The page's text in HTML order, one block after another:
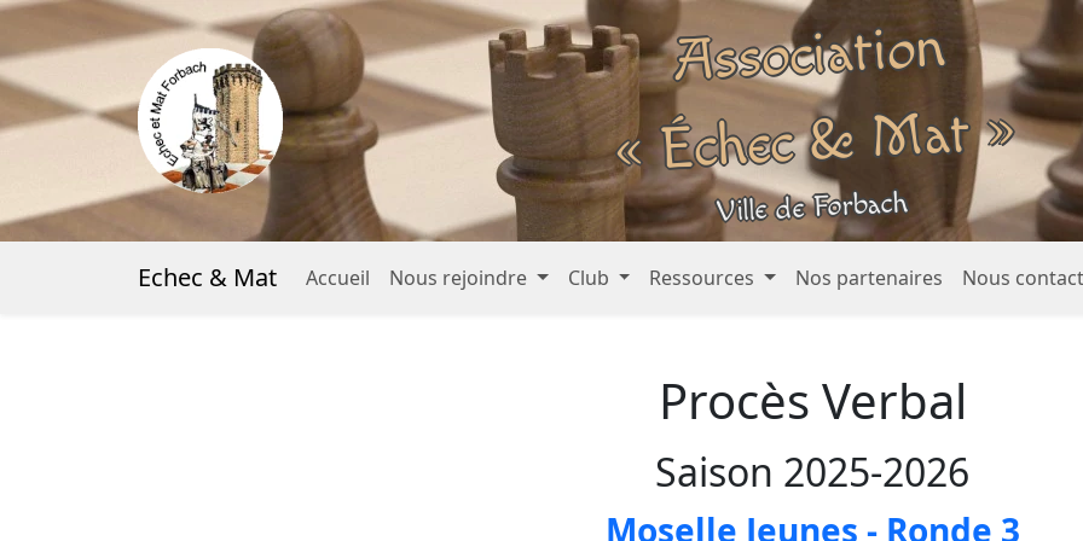
Association
« Échec &
Mat »
Ville de Forbach
Echec & Mat Accueil Nous rejoindre Club Ressources Nos partenaires Nous
Procès Verbal
Saison 2025-2026
Moselle Jeunes - Ronde 3